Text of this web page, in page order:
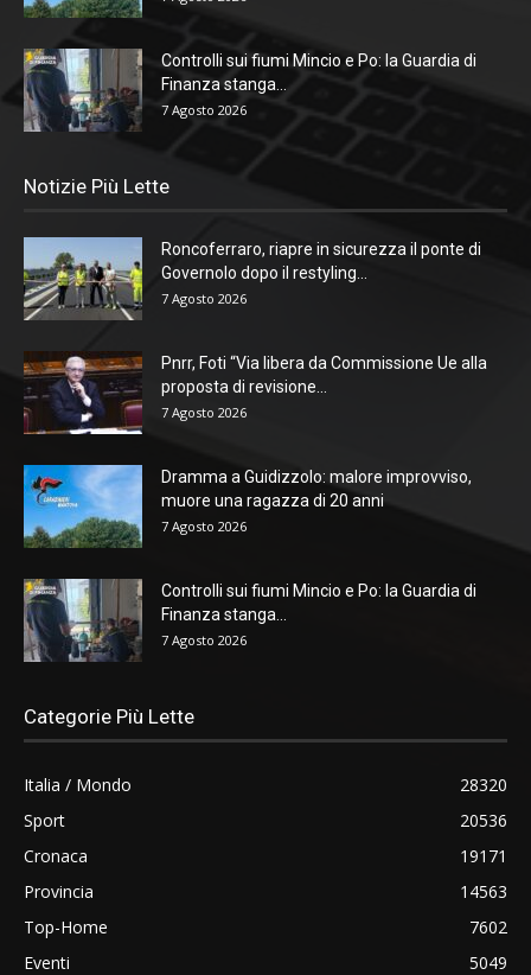
Controlli sui fiumi Mincio e Po: la Guardia di
Finanza stanga...
7 Agosto 2026
Notizie Più Lette
Roncoferraro, riapre in sicurezza il ponte di
Governolo dopo il restyling...
7 Agosto 2026
Pnrr, Foti “Via libera da Commissione Ue alla
proposta di revisione...
7 Agosto 2026
Dramma a Guidizzolo: malore improvviso,
muore una ragazza di 20 anni
7 Agosto 2026
Controlli sui fiumi Mincio e Po: la Guardia di
Finanza stanga...
7 Agosto 2026
Categorie Più Lette
Italia / Mondo
28320
Sport
20536
Cronaca
19171
Provincia
14563
Top-Home
7602
Eventi
5049